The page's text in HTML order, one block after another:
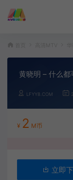
黄晓明 – 什么
LFYY8.COM
¥ 2 M币
立即